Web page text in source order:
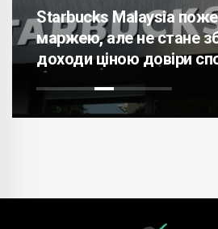
Starbucks Malaysia
маржею, але не стане
доходи ціною довіри